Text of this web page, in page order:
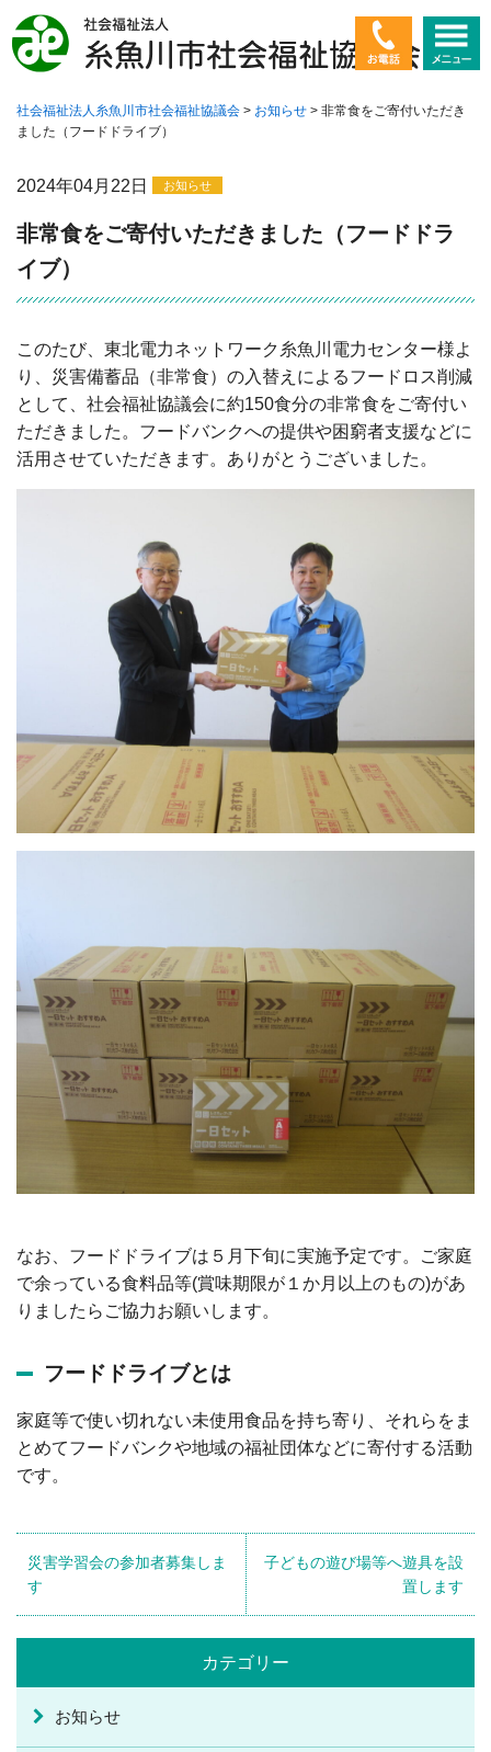
ホーム
高齢者に関すること
障害者に関すること
暮らしに関すること
ボランティア
介護センターにじ
お問い合わせ
サイトマップ
社会福祉法人糸魚川市社会福祉協議会 > お知らせ > 非常食をご寄付いただき
ました（フードドライブ）
2024年04月22日 お知らせ
非常食をご寄付いただきました（フードドラ
イブ）
このたび、東北電力ネットワーク糸魚川電力センター様よ
り、災害備蓄品（非常食）の入替えによるフードロス削減
として、社会福祉協議会に約150食分の非常食をご寄付い
ただきました。フードバンクへの提供や困窮者支援などに
活用させていただきます。ありがとうございました。
なお、フードドライブは５月下旬に実施予定です。ご家庭
で余っている食料品等(賞味期限が１か月以上のもの)があ
りましたらご協力お願いします。
フードドライブとは
家庭等で使い切れない未使用食品を持ち寄り、それらをま
とめてフードバンクや地域の福祉団体などに寄付する活動
です。
子どもの遊び場等へ遊具を設
置します
災害学習会の参加者募集しま
す
カテゴリー
お知らせ